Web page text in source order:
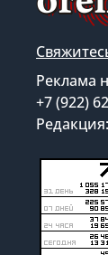
Реклама
+7 (922)